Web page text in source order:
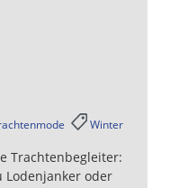
Winter
Trachtenbegleiter:
Lodenjanker oder